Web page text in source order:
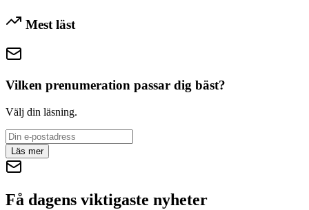
Mest läst
Vilken prenumeration passar dig bäst?
Välj din läsning.
Läs mer
Få dagens viktigaste nyheter